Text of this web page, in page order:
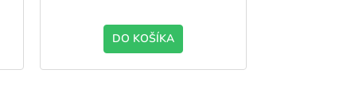
DO KOŠÍKA